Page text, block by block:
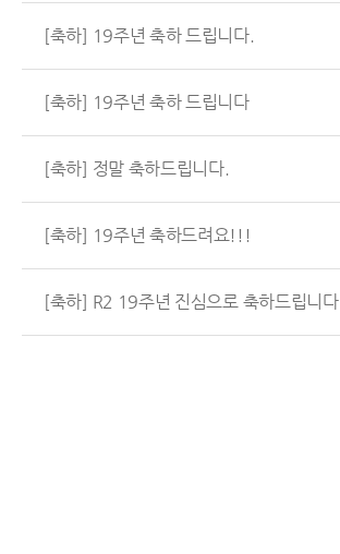
[축하] 19주년 축하 드립니다.
[축하] 19주년 축하 드립니다
[축하] 정말 축하드립니다.
[축하] 19주년 축하드려요!!!
[축하] R2 19주년 진심으로 축하드립니다